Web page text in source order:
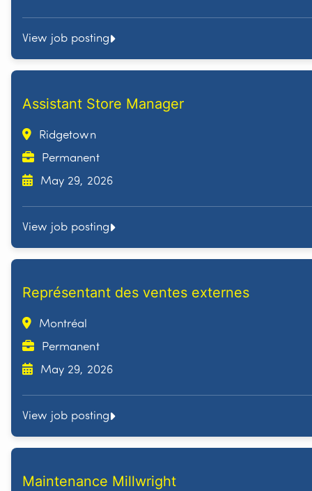
View job posting
Assistant Store Manager
Ridgetown
Permanent
May 29, 2026
View job posting
Représentant des ventes externes
Montréal
Permanent
May 29, 2026
View job posting
Maintenance Millwright